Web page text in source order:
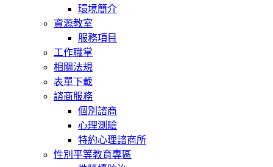
環境簡介
資源教室
服務項目
工作職掌
相關法規
表單下載
諮商服務
個別諮商
心理測驗
特約心理諮商所
性別平等教育專區